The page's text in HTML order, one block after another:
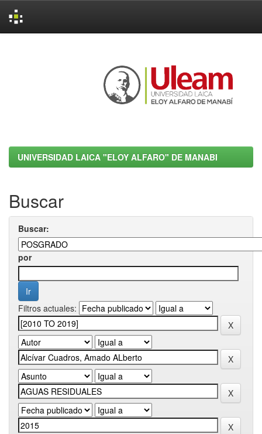
UNIVERSIDAD LAICA "ELOY ALFARO" DE MANABI
Buscar
Buscar:
por
Filtros actuales: